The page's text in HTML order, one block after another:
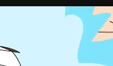
Ввести промокод